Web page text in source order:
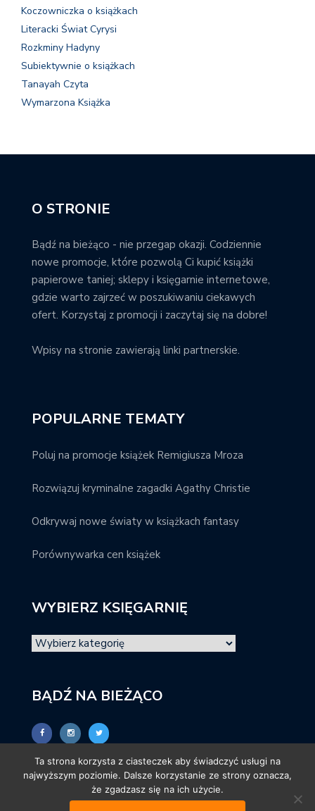
Koczowniczka o książkach
Literacki Świat Cyrysi
Rozkminy Hadyny
Subiektywnie o książkach
Tanayah Czyta
Wymarzona Książka
O STRONIE
Bądź na bieżąco - nie przegap okazji. Codziennie
nowe promocje, które pozwolą Ci kupić książki
papierowe taniej; sklepy i księgarnie internetowe,
gdzie warto zajrzeć w poszukiwaniu ciekawych
ofert. Korzystaj z promocji i zaczytaj się na dobre!
Wpisy na stronie zawierają linki partnerskie.
POPULARNE TEMATY
Poluj na promocje książek Remigiusza Mroza
Rozwiązuj kryminalne zagadki Agathy Christie
Odkrywaj nowe światy w książkach fantasy
Porównywarka cen książek
WYBIERZ KSIĘGARNIĘ
BĄDŹ NA BIEŻĄCO
Ta strona korzysta z ciasteczek aby świadczyć usługi na
najwyższym poziomie. Dalsze korzystanie ze strony oznacza,
że zgadzasz się na ich użycie.